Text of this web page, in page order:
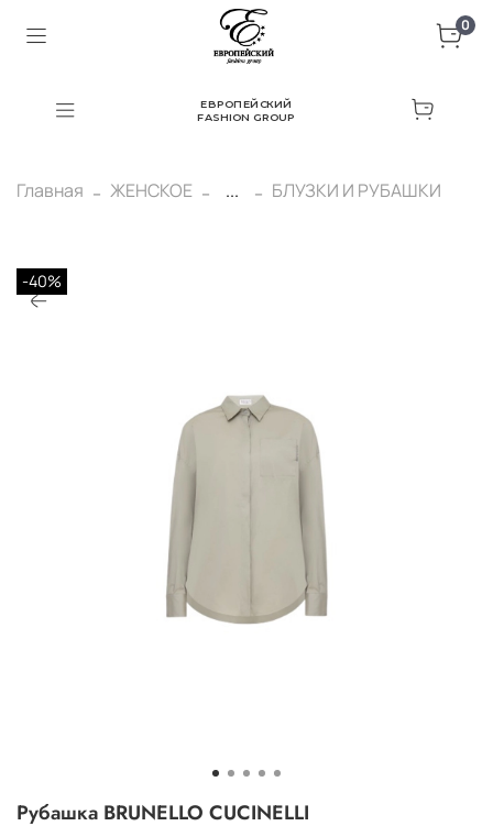
0
ЕВРОПЕЙСКИЙ
FASHION GROUP
Главная ЖЕНСКОЕ ... БЛУЗКИ И РУБАШКИ
-40%
Рубашка BRUNELLO CUCINELLI